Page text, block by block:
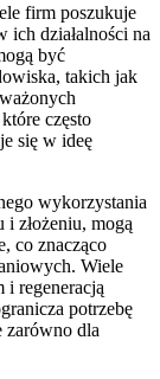
firm poszukuje
działalności na
być
takich jak
często
się w ideę
wykorzystania
złożeniu, mogą
co znacząco
Wiele
i regeneracją
potrzebę
zarówno dla